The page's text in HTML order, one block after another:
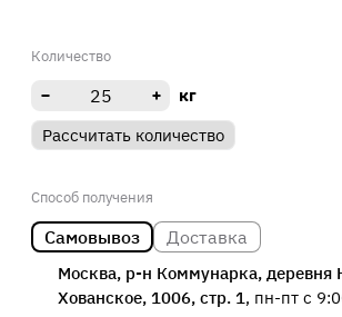
Количество
кг
Рассчитать количество
Способ получения
Самовывоз Доставка
Москва, р-н Коммунарка, деревня
Хованское, 1006, стр. 1, пн-пт с